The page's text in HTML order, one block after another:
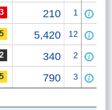
210 1
5,420 12
340 2
790 3